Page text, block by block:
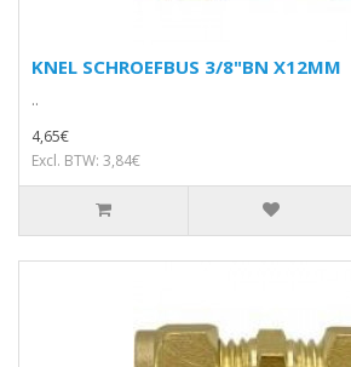
KNEL SCHROEFBUS 3/8"BN X12MM
..
4,65€
Excl. BTW: 3,84€